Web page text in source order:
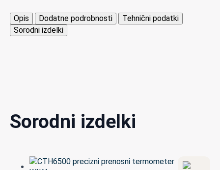
Opis Dodatne podrobnosti
Tehnični podatki
Sorodni izdelki
Sorodni izdelki